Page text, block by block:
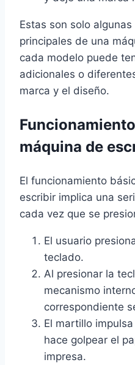
Estas son solo
principales de una
cada modelo puede
adicionales o
marca y el diseño.
máquina de
El funcionamiento
escribir implica una
cada vez que se
El usuario
teclado.
Al presionar la
mecanismo
correspondiente
El martillo
hace golpear el
impresa.